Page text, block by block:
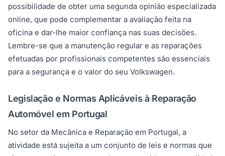
possibilidade de obter uma segunda opinião especializada
online, que pode complementar a avaliação feita na
oficina e dar-lhe maior confiança nas suas decisões.
Lembre-se que a manutenção regular e as reparações
efetuadas por profissionais competentes são essenciais
para a segurança e o valor do seu Volkswagen.
Legislação e Normas Aplicáveis à Reparação
Automóvel em Portugal
No setor da Mecânica e Reparação em Portugal, a
atividade está sujeita a um conjunto de leis e normas que